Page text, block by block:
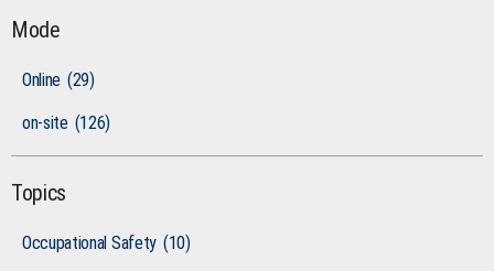
Mode
Online (29)
on-site (126)
Topics
Occupational Safety (10)